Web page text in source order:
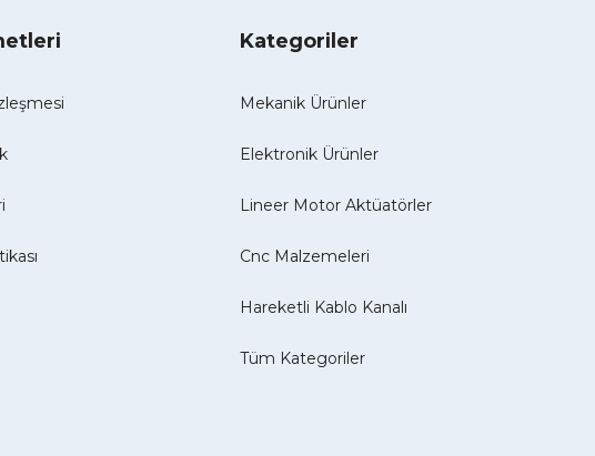
Kategoriler
Mekanik Ürünler
Elektronik Ürünler
Lineer Motor Aktüatörler
Cnc Malzemeleri
Hareketli Kablo Kanalı
Tüm Kategoriler